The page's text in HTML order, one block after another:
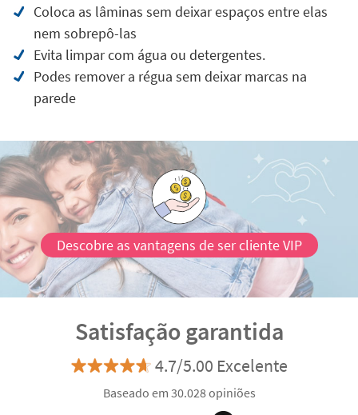
Coloca as lâminas sem deixar espaços entre elas
nem sobrepô-las
Evita limpar com água ou detergentes.
Podes remover a régua sem deixar marcas na
parede
Descobre as vantagens de ser cliente VIP
Satisfação garantida
4.7/5.00 Excelente
Baseado em 30.028 opiniões